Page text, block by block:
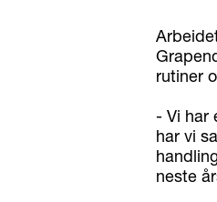
rutiner
- Vi har
har vi
neste